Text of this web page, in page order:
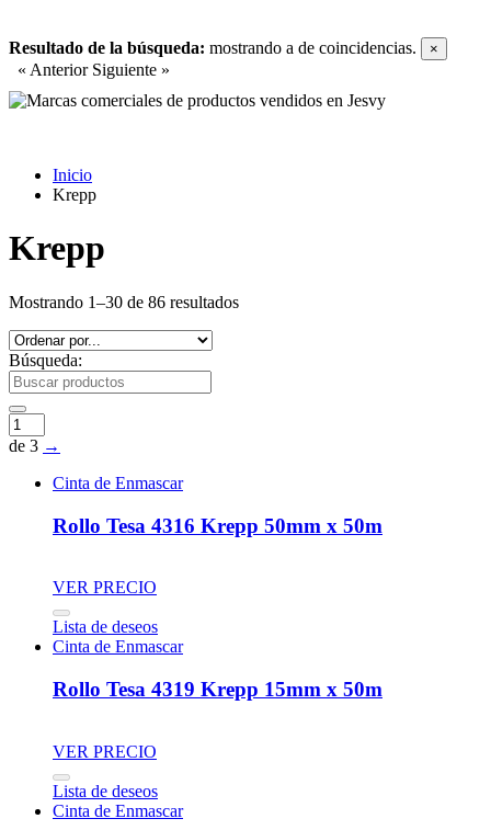
Resultado de la búsqueda: mostrando a de coincidencias. ×
« Anterior Siguiente »
Inicio
Krepp
Krepp
Mostrando 1–30 de 86 resultados
Búsqueda:
de 3 →
Cinta de Enmascar
Rollo Tesa 4316 Krepp 50mm x 50m
VER PRECIO
Lista de deseos
Cinta de Enmascar
Rollo Tesa 4319 Krepp 15mm x 50m
VER PRECIO
Lista de deseos
Cinta de Enmascar